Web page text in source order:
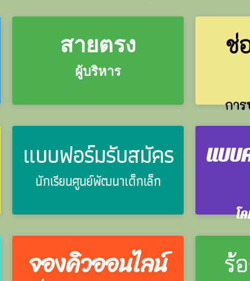
สายตรง
ผู้บริหาร
ช่
กา
แบบฟอร์มรับสมัคร
นักเรียนศูนย์พัฒนาเด็กเล็ก
แบบ
โ
จองคิวออนไลน์ ร้